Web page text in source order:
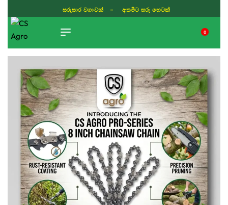
සරුසාර වගාවක් - අතමිට සරු හෙටක්
0